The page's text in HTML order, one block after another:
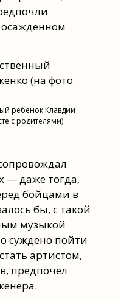
осажденном
ребенок Клавдии
с родителями)
— даже тогда,
бойцами в
бы, с такой
музыкой
суждено пойти
артистом,
предпочел